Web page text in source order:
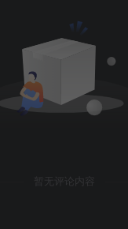
暂无评论内容